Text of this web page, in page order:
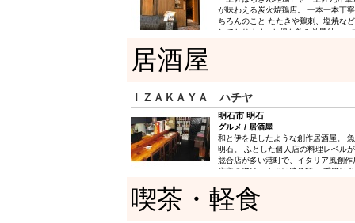
が味わえる炭火焼鶏店。 一本一本丁
ちろんのこと たたきや鶏刺、塩焼な
しております♪ お得な飲み放題付コー
居酒屋
ＩＺＡＫＡＹＡ ハチヤ
明石市 明石
グルメ / 居酒屋
和と伊を足したような創作居酒屋。
明石。 ふとした個人店の料理レベル
競合店が多い港町で、イタリア風創
店主の姿は、まさに勝負師。 季節に
答えいたします。
喫茶・軽食